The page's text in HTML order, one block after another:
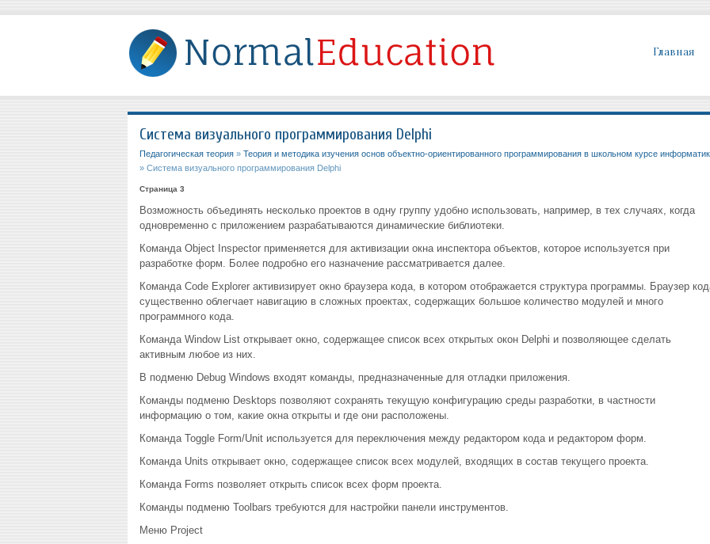
Главная
Система визуального программирования Delphi
Педагогическая теория» Теория и методика изучения основ объектно-ориентированного программирования в школьном курсе
» Система визуального программирования Delphi
Страница 3
Возможность объединять несколько проектов в одну группу удобно использовать, например, в тех случаях, когда
одновременно с приложением разрабатываются динамические библиотеки.
Команда Object Inspector применяется для активизации окна инспектора объектов, которое используется при
разработке форм. Более подробно его назначение рассматривается далее.
Команда Code Explorer активизирует окно браузера кода, в котором отображается структура программы. Браузер
существенно облегчает навигацию в сложных проектах, содержащих большое количество модулей и много
программного кода.
Команда Window List открывает окно, содержащее список всех открытых окон Delphi и позволяющее сделать
активным любое из них.
В подменю Debug Windows входят команды, предназначенные для отладки приложения.
Команды подменю Desktops позволяют сохранять текущую конфигурацию среды разработки, в частности
информацию о том, какие окна открыты и где они расположены.
Команда Toggle Form/Unit используется для переключения между редактором кода и редактором форм.
Команда Units открывает окно, содержащее список всех модулей, входящих в состав текущего проекта.
Команда Forms позволяет открыть список всех форм проекта.
Команды подменю Toolbars требуются для настройки панели инструментов.
Меню Project